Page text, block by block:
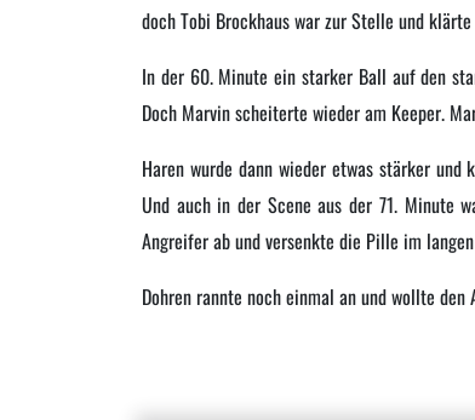
doch Tobi Brockhaus war zur Stelle und
In der 60. Minute ein starker Ball auf den
Doch Marvin scheiterte wieder am Keeper.
Haren wurde dann wieder etwas stärker
Und auch in der Scene aus der 71. Minute
Angreifer ab und versenkte die Pille im
Dohren rannte noch einmal an und wollte